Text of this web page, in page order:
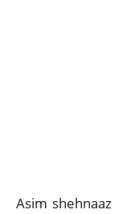
Asim